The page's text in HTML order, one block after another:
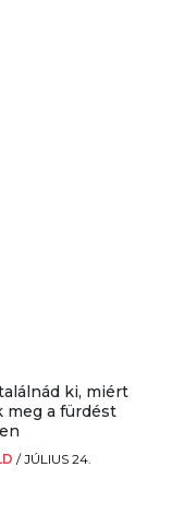
ki, miért
a fürdést
/JÚLIUS 24.